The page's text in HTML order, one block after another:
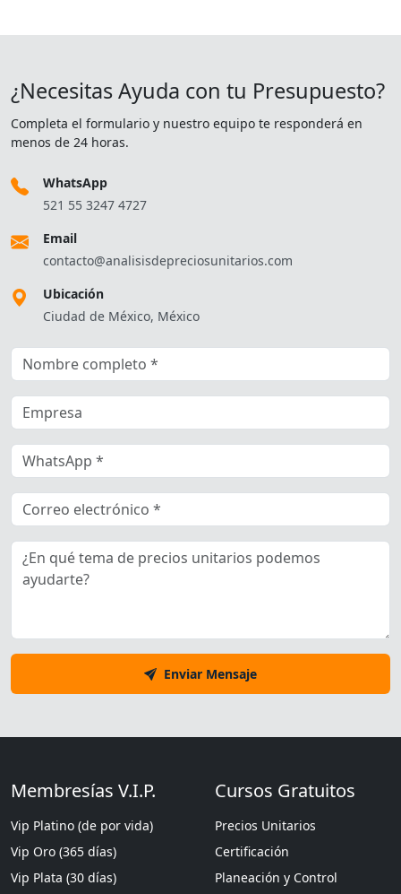
¿Necesitas Ayuda con tu Presupuesto?
Completa el formulario y nuestro equipo te responderá en
menos de 24 horas.
WhatsApp
521 55 3247 4727
Email
contacto@analisisdepreciosunitarios.com
Ubicación
Ciudad de México, México
Enviar Mensaje
Membresías V.I.P.
Vip Platino (de por vida)
Vip Oro (365 días)
Vip Plata (30 días)
Cursos Gratuitos
Precios Unitarios
Certificación
Planeación y Control